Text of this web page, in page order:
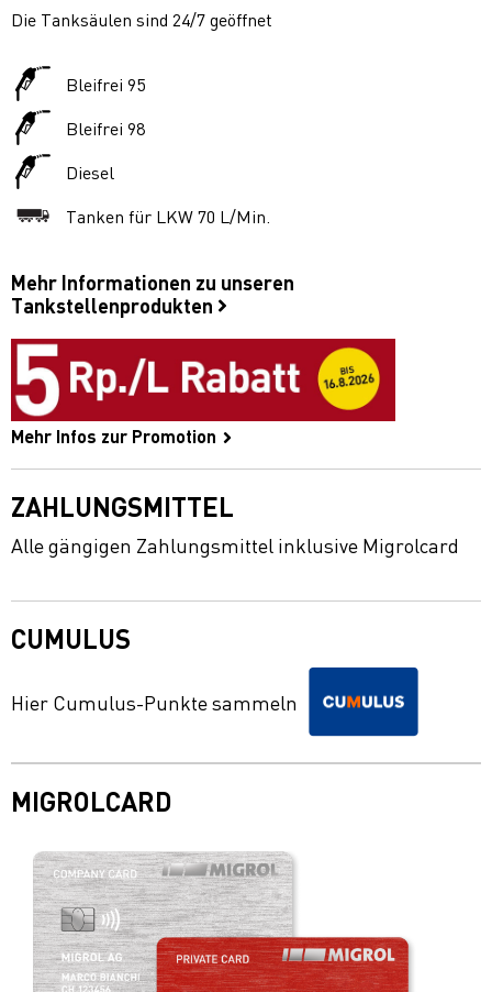
Die Tanksäulen sind 24/7 geöffnet
Bleifrei 95
Bleifrei 98
Diesel
Tanken für LKW 70 L/Min.
Mehr Informationen zu unseren
Tankstellenprodukten
Mehr Infos zur Promotion
ZAHLUNGSMITTEL
Alle gängigen Zahlungsmittel inklusive Migrolcard
CUMULUS
Hier Cumulus-Punkte sammeln
MIGROLCARD